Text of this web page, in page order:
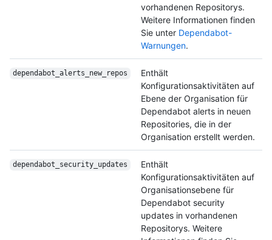
vorhandenen Repositorys.
Weitere Informationen finden
Sie unter Dependabot-
Warnungen.
dependabot_alerts_ new_repos
Enthält
Konfigurationsaktivitäten auf
Ebene der Organisation für
Dependabot alerts in neuen
Repositories, die in der
Organisation erstellt werden.
dependabot_security_ updates
Enthält
Konfigurationsaktivitäten auf
Organisationsebene für
Dependabot security
updates in vorhandenen
Repositorys. Weitere